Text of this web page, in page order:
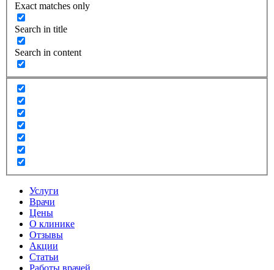
Exact matches only
Search in title
Search in content
Услуги
Врачи
Цены
О клинике
Отзывы
Акции
Статьи
Работы врачей